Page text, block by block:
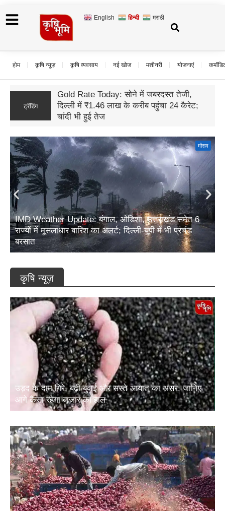
English हिन्दी मराठी
होम कृषि न्यूज़ कृषि व्यवसाय नई खोज मशीनरी योजनाएं
ट्रेंडिंग
यूपी अनुपूरक बजट 2026: ग्रामीण विकास के लिए
17,942 करोड़ रुपये का प्रावधान; आजीविका और
कृषि पर सबसे बड़ा जोर
मौसम
IMD Weather Update: बंगाल, ओडिशा, उत्तराखंड समेत 6
राज्यों में मूसलाधार बारिश का अलर्ट; दिल्ली-यूपी में भी प्रचंड
बरसात
कृषि न्यूज़
उड़द के दाम गिरे, बढ़ी बुवाई और सस्ते आयात का असर; जानिए
आगे कैसा रहेगा बाजार का हाल